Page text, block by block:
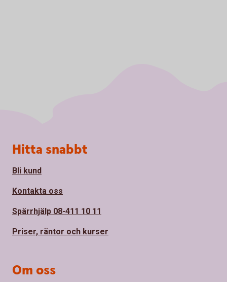
Sidfot
Hitta snabbt
Bli kund
Kontakta oss
Spärrhjälp 08-411 10 11
Priser, räntor och kurser
Om oss